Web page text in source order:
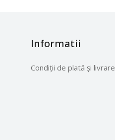
Informatii
Condiții de plată și livrare